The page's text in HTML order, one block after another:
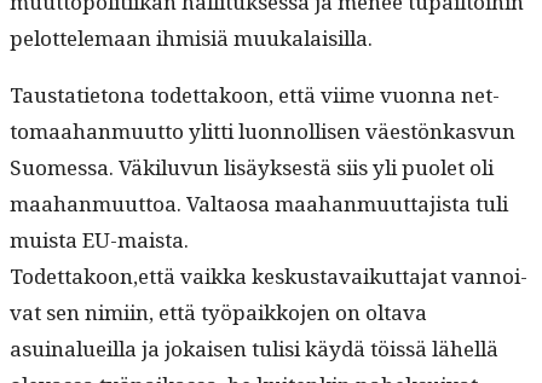
pelot­tele­maan ihmisiä muukalaisilla.
Taus­ta­ti­et­ona todet­takoon, että viime vuon­na net­
tomaa­han­muut­to ylit­ti luon­nol­lisen väestönkasvun
Suomes­sa. Väk­ilu­vun lisäyk­ses­tä siis yli puo­let oli
maa­han­muut­toa. Val­taosa maa­han­muut­ta­jista tuli
muista EU-maista.
Todettakoon,että vaik­ka keskus­tavaikut­ta­jat van­noi­
vat sen nimi­in, että työ­paikko­jen on olta­va
asuinalueil­la ja jokaisen tulisi käy­dä töis­sä lähel­lä